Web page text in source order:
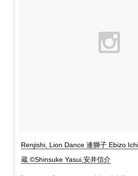
Renjishi, Lion Dance 連獅子 Ebizo
蔵 ©Shinsuke Yasui,安井信介